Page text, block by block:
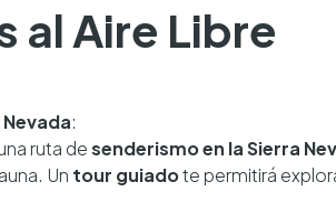
al Aire Libre
:
ruta desenderismo en la Sierra
Un tour guiadote permitirá